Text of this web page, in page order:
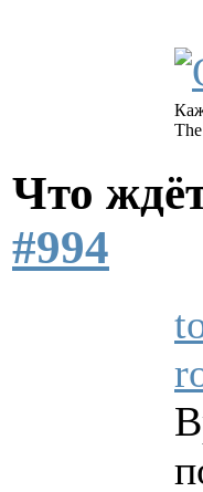
Что
#994